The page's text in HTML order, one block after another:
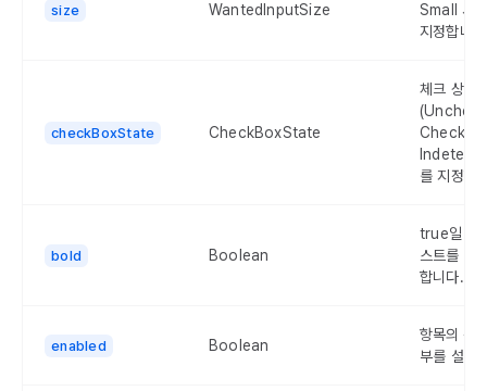
size WantedInputSize
Small 사
지정합니
checkBoxState CheckBoxState
체크 상태
Checked,
를 지정합
bold Boolean
true일 경
스트를 굵
합니다.
enabled Boolean
항목의 활
부를 설정